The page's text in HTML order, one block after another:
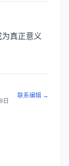
真正意义
日
联系编辑 →